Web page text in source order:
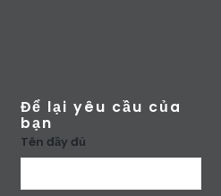
Để lại yêu cầu của
bạn
Tên đầy đủ